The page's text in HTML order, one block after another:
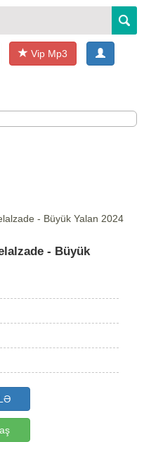
Vip Mp3
- Büyük Yalan 2024
- Büyük